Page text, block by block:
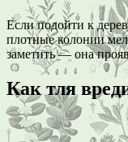
Если подойти к
плотные колонии
заметить — она
Как тля